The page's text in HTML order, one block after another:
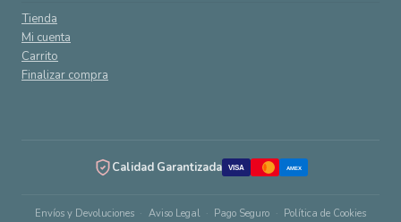
Tienda
Mi cuenta
Carrito
Finalizar compra
Calidad Garantizada VISA AMEX
Envíos y Devoluciones Aviso Legal Pago Seguro
Política de Cookies